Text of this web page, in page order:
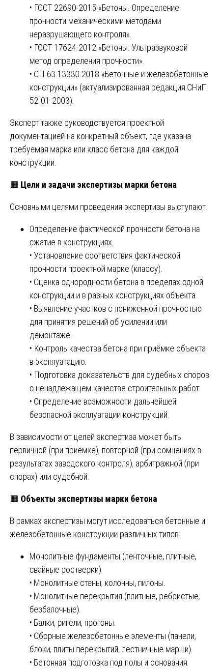
• ГОСТ 22690-2015 «Бетоны. Определение
прочности механическими методами
неразрушающего контроля».
• ГОСТ 17624-2012 «Бетоны. Ультразвуковой
метод определения прочности».
• СП 63.13330.2018 «Бетонные и железобетонные
конструкции» (актуализированная редакция СНиП
52-01-2003).
Эксперт также руководствуется проектной
документацией на конкретный объект, где указана
требуемая марка или класс бетона для каждой
конструкции.
🟧 Цели и задачи экспертизы марки бетона
Основными целями проведения экспертизы выступают.
Определение фактической прочности бетона на
сжатие в конструкциях.
• Установление соответствия фактической
прочности проектной марке (классу).
• Оценка однородности бетона в пределах одной
конструкции и в разных конструкциях объекта.
• Выявление участков с пониженной прочностью
для принятия решений об усилении или
демонтаже.
• Контроль качества бетона при приёмке объекта
в эксплуатацию.
• Подготовка доказательств для судебных споров
о ненадлежащем качестве строительных работ.
• Определение возможности дальнейшей
безопасной эксплуатации конструкций.
В зависимости от целей экспертиза может быть
первичной (при приёмке), повторной (при сомнениях в
результатах заводского контроля), арбитражной (при
спорах) или судебной.
🟧 Объекты экспертизы марки бетона
В рамках экспертизы могут исследоваться бетонные и
железобетонные конструкции различных типов.
Монолитные фундаменты (ленточные, плитные,
свайные ростверки).
• Монолитные стены, колонны, пилоны.
• Монолитные перекрытия (плитные, ребристые,
безбалочные).
• Балки, ригели, прогоны.
• Сборные железобетонные элементы (панели,
блоки, плиты перекрытий, лестничные марши).
• Бетонная подготовка под полы и основания.